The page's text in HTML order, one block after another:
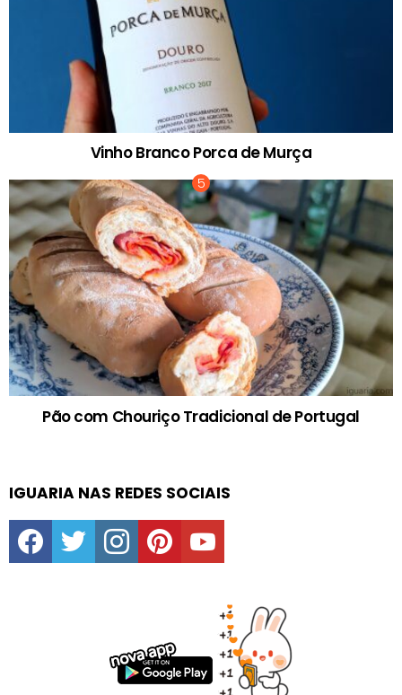
Vinho Branco Porca de Murça
Pão com Chouriço Tradicional de Portugal
IGUARIA NAS REDES SOCIAIS
facebooktwitter instagrampinterestyoutube